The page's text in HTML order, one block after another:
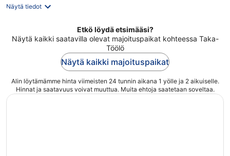
Näytä tiedot
Etkö löydä etsimääsi?
Näytä kaikki saatavilla olevat majoituspaikat kohteessa Taka-
Töölö
Näytä kaikki majoituspaikat
Alin löytämämme hinta viimeisten 24 tunnin aikana 1 yölle ja 2 aikuiselle.
Hinnat ja saatavuus voivat muuttua. Muita ehtoja saatetaan soveltaa.